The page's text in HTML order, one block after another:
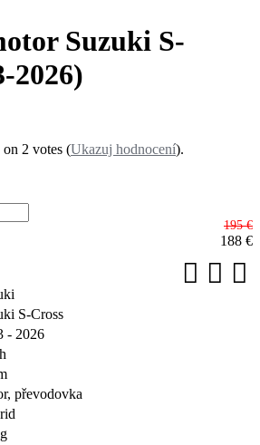
Suzuki S-
2026)
on 2 votes (Ukazuj hodnocení).
195 €
188 €
S-Cross
- 2026
převodovka